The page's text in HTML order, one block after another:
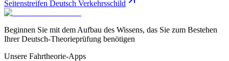
Seitenstreifen Deutsch Verkehrsschild
Beginnen Sie mit dem Aufbau des Wissens, das Sie zum Bestehen
Ihrer Deutsch-Theorieprüfung benötigen
Unsere Fahrtheorie-Apps